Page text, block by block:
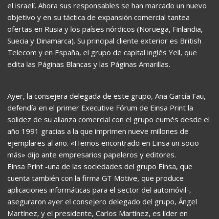
el israelí. Ahora sus responsables se han marcado un nuevo
objetivo y en su táctica de expansión comercial tantea
ofertas en Rusia y los países nórdicos (Noruega, Finlandia,
Suecia y Dinamarca). Su principal cliente exterior es British
Telecom y en España, el grupo de capital inglés Yell, que
edita las Páginas Blancas y las Páginas Amarillas.
Ayer, la consejera delegada de este grupo, Ana García Fau,
defendía en el primer Executive Fórum de Einsa Print la
solidez de su alianza comercial con el grupo eumés desde el
año 1991 gracias a la que imprimen nueve millones de
ejemplares al año. «Hemos encontrado en Einsa un socio
más» dijo ante empresarios papeleros y editores.
Einsa Print -una de las sociedades del grupo Einsa, que
cuenta también con la firma GT Motive, que produce
aplicaciones informáticas para el sector del automóvil-,
aseguraron ayer el consejero delegado del grupo, Ángel
Martínez, y el presidente, Carlos Martínez, es líder en